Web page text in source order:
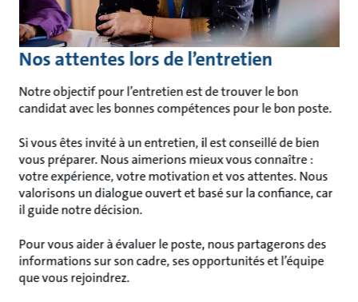
Nos attentes lors de l’entretien
Notre objectif pour l’entretien est de trouver le bon
candidat avec les bonnes compétences pour le bon poste.
Si vous êtes invité à un entretien, il est conseillé de bien
vous préparer. Nous aimerions mieux vous connaître :
votre expérience, votre motivation et vos attentes. Nous
valorisons un dialogue ouvert et basé sur la confiance, car
il guide notre décision.
Pour vous aider à évaluer le poste, nous partagerons des
informations sur son cadre, ses opportunités et l’équipe
que vous rejoindrez.